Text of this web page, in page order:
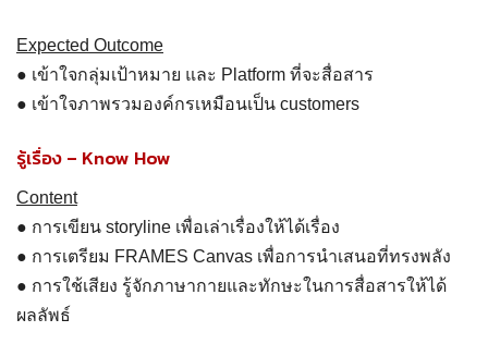
Expected Outcome
● เข้าใจกลุ่มเป้าหมาย และ Platform ที่จะสื่อสาร
● เข้าใจภาพรวมองค์กรเหมือนเป็น customers
รู้เรื่อง – Know How
Content
● การเขียน storyline เพื่อเล่าเรื่องให้ได้เรื่อง
● การเตรียม FRAMES Canvas เพื่อการนำเสนอที่ทรงพลัง
● การใช้เสียง รู้จักภาษากายและทักษะในการสื่อสารให้ได้
ผลลัพธ์